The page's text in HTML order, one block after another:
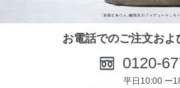
お電話でのご注文およ
0120-6
平日10:00 ー